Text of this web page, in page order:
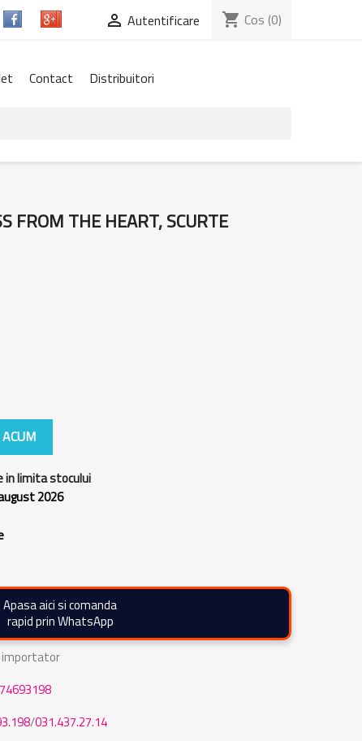
 Autentificare shopping_cart Cos (0)
Contact Distribuitori
FROM THE HEART, SCURTE
in limita stocului
2026
Apasa aici si comanda
rapid prin WhatsApp
importator
/031.437.27.14